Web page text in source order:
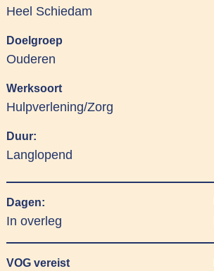
Heel Schiedam
Doelgroep
Ouderen
Werksoort
Hulpverlening/Zorg
Duur:
Langlopend
Dagen:
In overleg
VOG vereist